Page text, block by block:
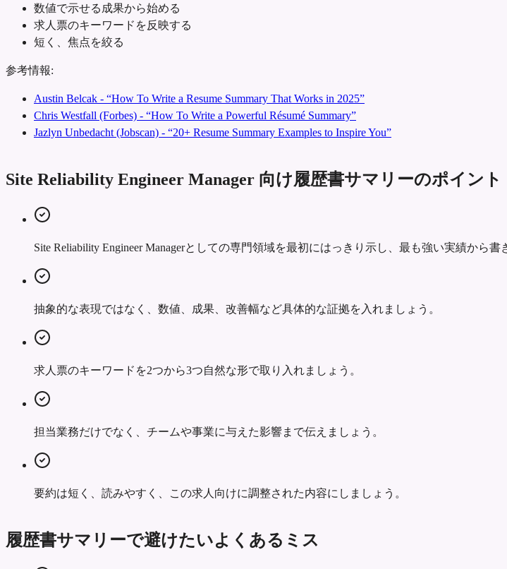
数値で示せる成果から始める
求人票のキーワードを反映する
短く、焦点を絞る
参考情報:
Austin Belcak - “How To Write a Resume Summary That Works in 2025”
Chris Westfall (Forbes) - “How To Write a Powerful Résumé Summary”
Jazlyn Unbedacht (Jobscan) - “20+ Resume Summary Examples to Inspire You”
Site Reliability Engineer Manager 向け履歴書サマリーのポイント
Site Reliability Engineer Managerとしての専門領域を最初にはっきり示し、最も強い実績から書
抽象的な表現ではなく、数値、成果、改善幅など具体的な証拠を入れましょう。
求人票のキーワードを2つから3つ自然な形で取り入れましょう。
担当業務だけでなく、チームや事業に与えた影響まで伝えましょう。
要約は短く、読みやすく、この求人向けに調整された内容にしましょう。
履歴書サマリーで避けたいよくあるミス